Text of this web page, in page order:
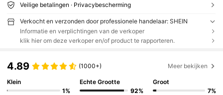
Veilige betalingen · Privacybescherming
Verkocht en verzonden door professionele handelaar: SHEIN
Informatie en verplichtingen van de verkoper
klik hier om deze verkoper en/of product te rapporteren.
4.89 (1000+) Meer bekijken
Klein
1%
Echte Grootte
92%
Groot
7%